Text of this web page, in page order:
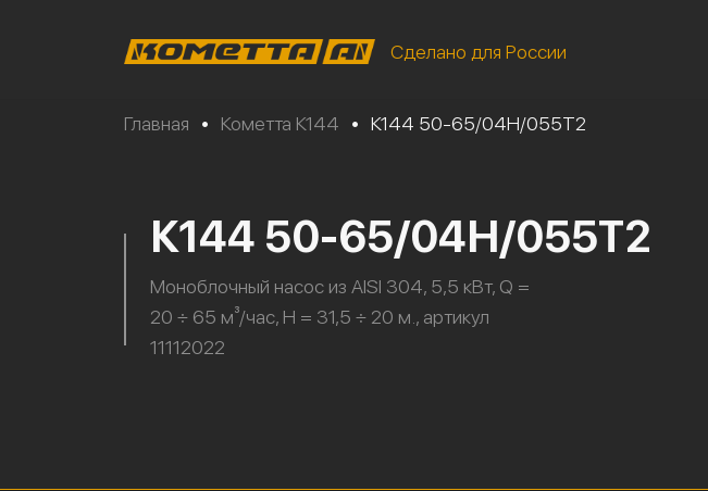
Сделано для России
Главная • Кометта К144 • К144 50-65/04Н/055Т2
К144 50-65/04Н/055Т2
Моноблочный насос из AISI 304, 5,5 кВт, Q =
20 ÷ 65 м³/час, H = 31,5 ÷ 20 м., артикул
11112022